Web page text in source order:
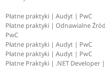
Płatne praktyki | Audyt | PwC
Płatne praktyki | Odnawialne
PwC
Płatne praktyki | Audyt | PwC
Płatne praktyki | Audyt | PwC
Płatne Praktyki | .NET Developer